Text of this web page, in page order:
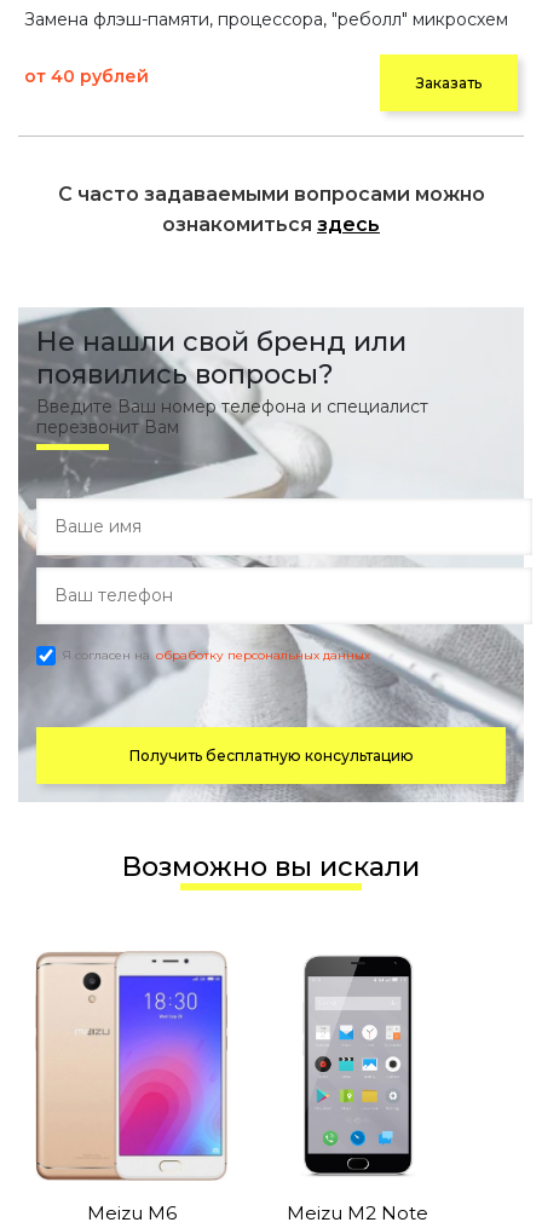
Замена флэш-памяти, процессора, "реболл" микросхем
от 40 рублей Заказать
С часто задаваемыми вопросами можно
ознакомиться здесь
Не нашли свой бренд или
появились вопросы?
Введите Ваш номер телефона и специалист
перезвонит Вам
Я согласен на обработку персональных данных
Получить бесплатную консультацию
Возможно вы искали
Meizu M6 Meizu M2 Note